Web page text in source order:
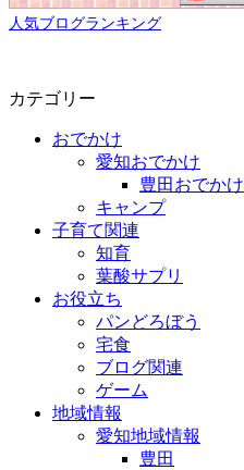
人気ブログランキング
カテゴリー
おでかけ
愛知おでかけ
豊田おでかけ
キャンプ
子育て関連
知育
葉酸サプリ
お役立ち
パンどろぼう
宅食
ブログ関連
ゲーム
地域情報
愛知地域情報
豊田